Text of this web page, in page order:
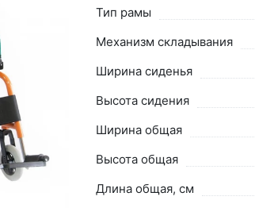
Тип рамы
Механизм складывания
Ширина сиденья
Высота сидения
Ширина общая
Высота общая
Длина общая, см